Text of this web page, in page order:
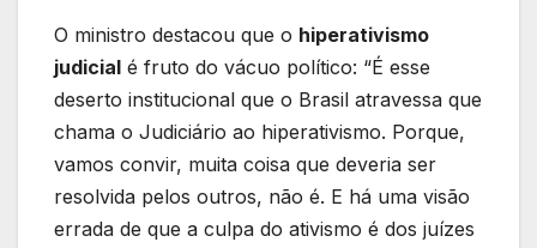
O ministro destacou que o hiperativismo
judicial é fruto do vácuo político: “É esse
deserto institucional que o Brasil atravessa que
chama o Judiciário ao hiperativismo. Porque,
vamos convir, muita coisa que deveria ser
resolvida pelos outros, não é. E há uma visão
errada de que a culpa do ativismo é dos juízes